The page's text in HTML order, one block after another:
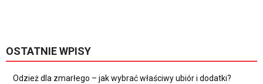
OSTATNIE WPISY
Odzież dla zmarłego – jak wybrać właściwy ubiór i dodatki?